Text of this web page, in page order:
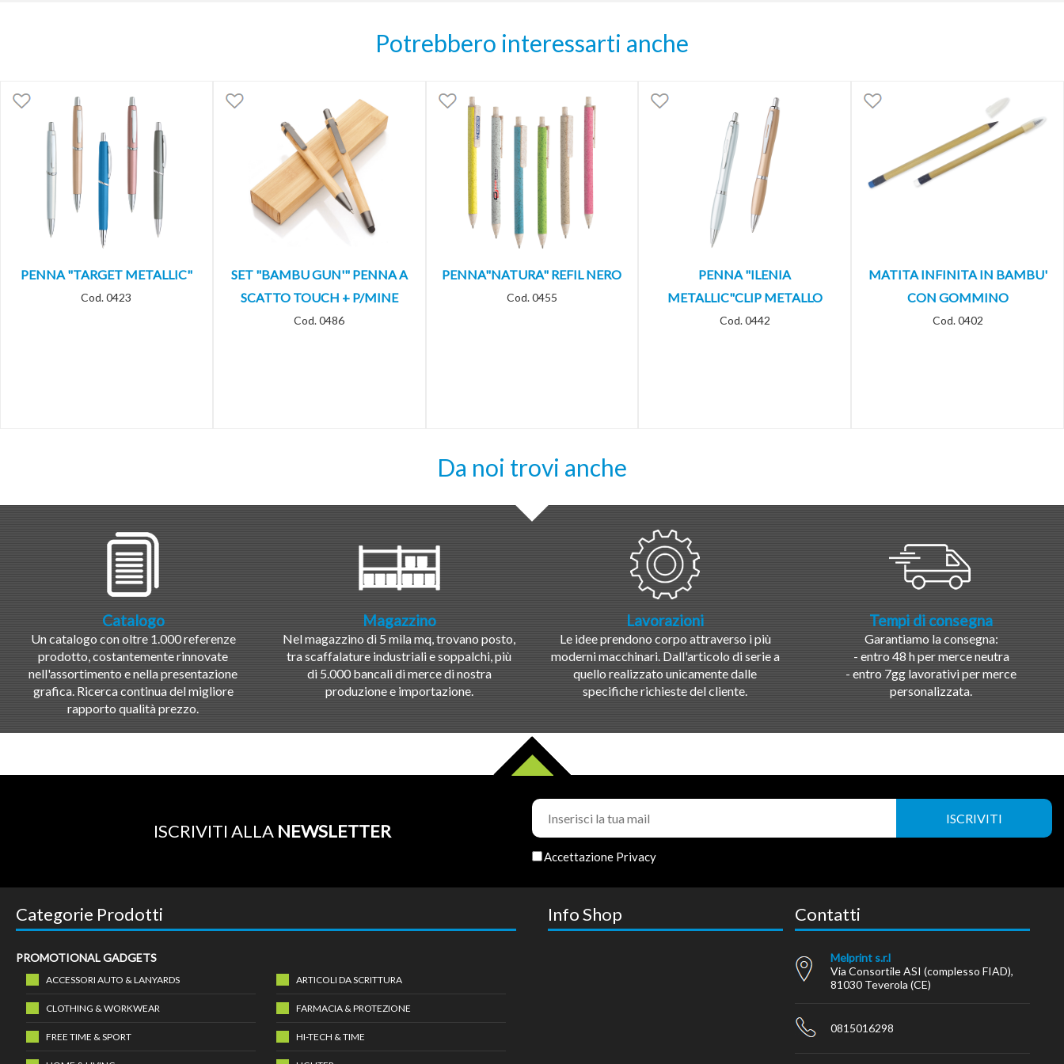
Potrebbero interessarti anche
PENNA "TARGET METALLIC"
Cod. 0423
SET "BAMBU GUN'" PENNA A
SCATTO TOUCH + P/MINE
Cod. 0486
PENNA"NATURA" REFIL NERO
Cod. 0455
PENNA "ILENIA
METALLIC"CLIP METALLO
Cod. 0442
MATITA INFINITA IN BAMBU'
CON GOMMINO
Cod. 0402
Da noi trovi anche
Catalogo
Un catalogo con oltre 1.000 referenze
prodotto, costantemente rinnovate
nell'assortimento e nella presentazione
grafica. Ricerca continua del migliore
rapporto qualità prezzo.
Magazzino
Nel magazzino di 5 mila mq, trovano posto,
tra scaffalature industriali e soppalchi, più
di 5.000 bancali di merce di nostra
produzione e importazione.
Lavorazioni
Le idee prendono corpo attraverso i più
moderni macchinari. Dall'articolo di serie a
quello realizzato unicamente dalle
specifiche richieste del cliente.
Tempi di consegna
Garantiamo la consegna:
- entro 48 h per merce neutra
- entro 7gg lavorativi per merce
personalizzata.
ISCRIVITI ALLA NEWSLETTER
Accettazione Privacy
Categorie Prodotti
PROMOTIONAL GADGETS
ACCESSORI AUTO & LANYARDS ARTICOLI DA SCRITTURA
CLOTHING & WORKWEAR FARMACIA & PROTEZIONE
FREE TIME & SPORT HI-TECH & TIME
Info Shop Contatti
Melprint s.r.l
Via Consortile ASI (complesso FIAD),
81030 Teverola (CE)
0815016298